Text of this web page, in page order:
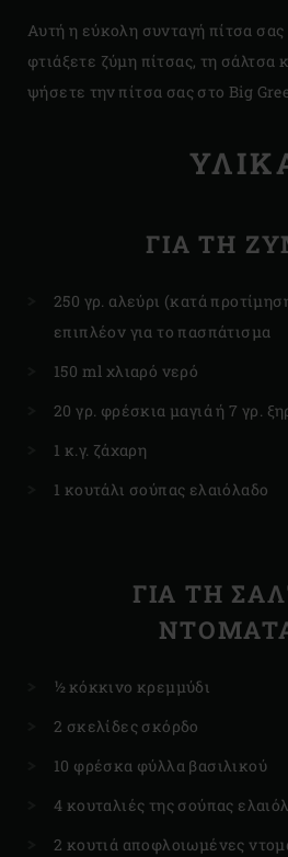
Αυτή η εύκολη συνταγή πίτσα σας
φτιάξετε ζύμη πίτσας, τη σάλτσα
ψήσετε την πίτσα σας στο Big
ΓΙΑ ΤΗ
250 γρ. αλεύρι (κατά
επιπλέον για το πασπάτισμα
150 ml χλιαρό νερό
20 γρ. φρέσκια μαγιά ή 7 γρ.
1 κ.γ. ζάχαρη
1 κουτάλι σούπας ελαιόλαδο
ΓΙΑ ΤΗ
½ κόκκινο κρεμμύδι
2 σκελίδες σκόρδο
10 φρέσκα φύλλα βασιλικού
4 κουταλιές της σούπας
2 κουτιά αποφλοιωμένες